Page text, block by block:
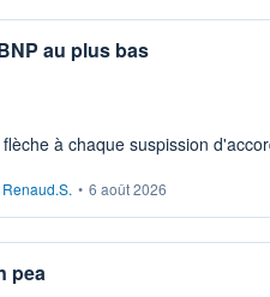
au plus bas
à chaque suspission
Renaud.S. • 6 août 2026
pea